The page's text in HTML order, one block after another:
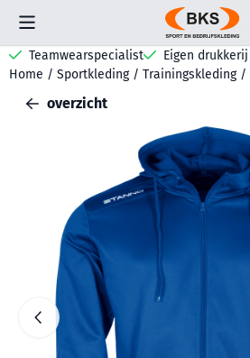
Cookievoorkeuren zijn beschikbaar.
Teamwearspecialist Eigen
Home / Sportkleding / Trainingskleding /
overzicht